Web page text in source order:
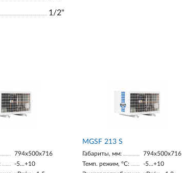
1/2"
794x500x716
-5...+10
МGSF 213 S
Габариты, мм:
794x500x716
Темп. режим, °С:
-5...+10